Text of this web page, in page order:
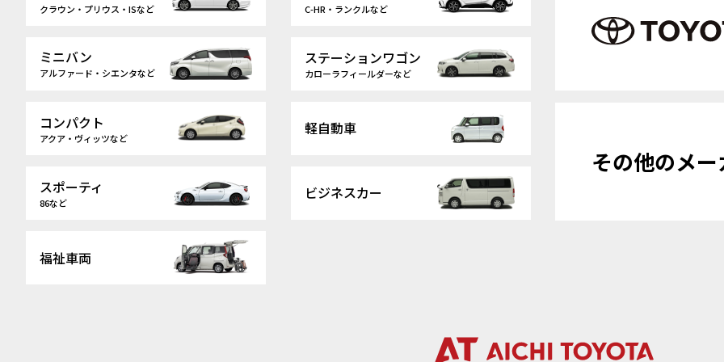
クラウン・プリウス・ISなど C-HR・ランクルなど
ミニバン
アルファード・シエンタなど
ステーションワゴン
カローラフィールダーなど
コンパクト
アクア・ヴィッツなど
軽自動車
スポーティ
86など
ビジネスカー
福祉車両
その他のメー